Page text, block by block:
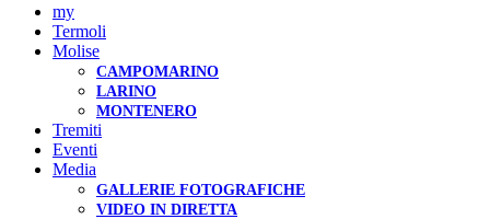
my
Termoli
Molise
CAMPOMARINO
LARINO
MONTENERO
Tremiti
Eventi
Media
GALLERIE FOTOGRAFICHE
VIDEO IN DIRETTA